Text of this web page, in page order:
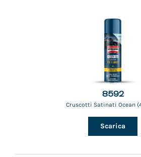
8592
Cruscotti Satinati Ocean
Scarica